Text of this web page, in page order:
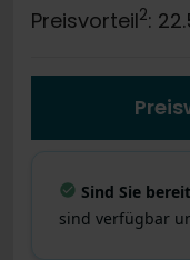
Preisvorteil2:
Sind Sie
sind verfügbar